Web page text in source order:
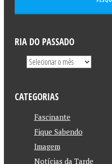
RIA DO PASSADO
CATEGORIAS
Fascinante
Fique Sabendo
Imagem
Notícias da Tarde